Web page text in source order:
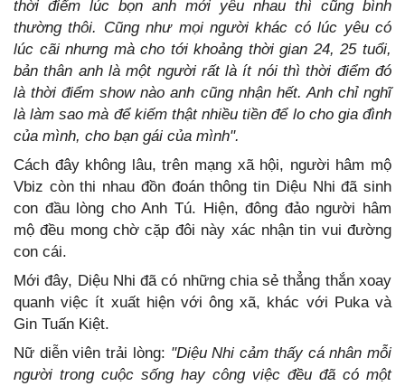
thời điểm lúc bọn anh mới yêu nhau thì cũng bình
thường thôi. Cũng như mọi người khác có lúc yêu có
lúc cãi nhưng mà cho tới khoảng thời gian 24, 25 tuổi,
bản thân anh là một người rất là ít nói thì thời điểm đó
là thời điểm show nào anh cũng nhận hết. Anh chỉ nghĩ
là làm sao mà để kiếm thật nhiều tiền để lo cho gia đình
của mình, cho bạn gái của mình".
Cách đây không lâu, trên mạng xã hội, người hâm mộ
Vbiz còn thi nhau đồn đoán thông tin Diệu Nhi đã sinh
con đầu lòng cho Anh Tú. Hiện, đông đảo người hâm
mộ đều mong chờ cặp đôi này xác nhận tin vui đường
con cái.
Mới đây, Diệu Nhi đã có những chia sẻ thẳng thắn xoay
quanh việc ít xuất hiện với ông xã, khác với Puka và
Gin Tuấn Kiệt.
Nữ diễn viên trải lòng: "Diệu Nhi cảm thấy cá nhân mỗi
người trong cuộc sống hay công việc đều đã có một